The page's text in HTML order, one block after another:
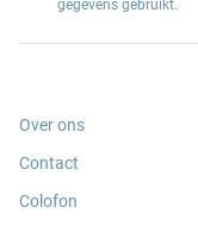
gegevens gebruikt.
Over ons
Contact
Colofon